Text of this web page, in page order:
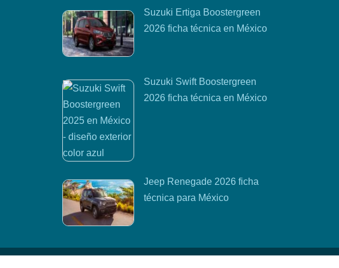
Suzuki Ertiga Boostergreen
2026 ficha técnica en México
Suzuki Swift Boostergreen
2026 ficha técnica en México
Jeep Renegade 2026 ficha
técnica para México